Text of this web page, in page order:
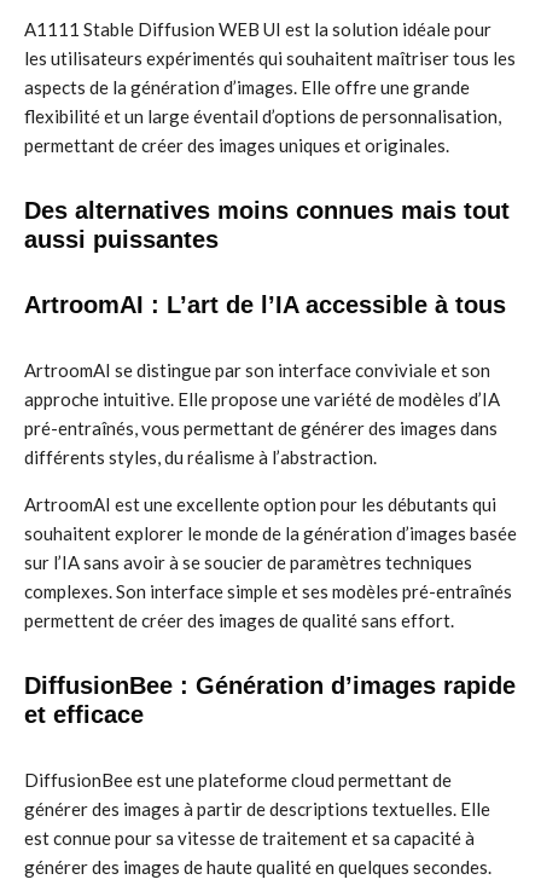
A1111 Stable Diffusion WEB UI est la solution idéale pour
les utilisateurs expérimentés qui souhaitent maîtriser tous les
aspects de la génération d’images. Elle offre une grande
flexibilité et un large éventail d’options de personnalisation,
permettant de créer des images uniques et originales.
Des alternatives moins connues mais tout
aussi puissantes
ArtroomAI : L’art de l’IA accessible à tous
ArtroomAI se distingue par son interface conviviale et son
approche intuitive. Elle propose une variété de modèles d’IA
pré-entraînés, vous permettant de générer des images dans
différents styles, du réalisme à l’abstraction.
ArtroomAI est une excellente option pour les débutants qui
souhaitent explorer le monde de la génération d’images basée
sur l’IA sans avoir à se soucier de paramètres techniques
complexes. Son interface simple et ses modèles pré-entraînés
permettent de créer des images de qualité sans effort.
DiffusionBee : Génération d’images rapide
et efficace
DiffusionBee est une plateforme cloud permettant de
générer des images à partir de descriptions textuelles. Elle
est connue pour sa vitesse de traitement et sa capacité à
générer des images de haute qualité en quelques secondes.